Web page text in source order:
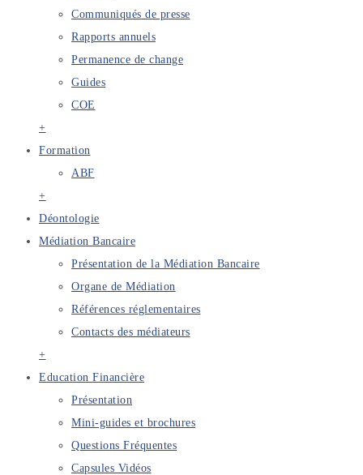
Communiqués de presse
Rapports annuels
Permanence de change
Guides
COE
+
Formation
ABF
+
Déontologie
Médiation Bancaire
Présentation de la Médiation Bancaire
Organe de Médiation
Références réglementaires
Contacts des médiateurs
+
Education Financière
Présentation
Mini-guides et brochures
Questions Fréquentes
Capsules Vidéos